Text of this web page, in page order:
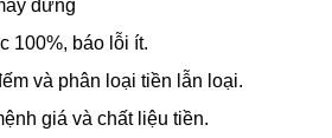
đứng
100%, báo lỗi ít.
và phân loại tiền lẫn loại.
giá và chất liệu tiền.